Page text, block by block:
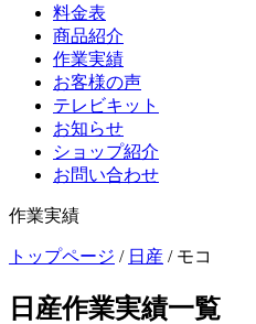
料金表
商品紹介
作業実績
お客様の声
テレビキット
お知らせ
ショップ紹介
お問い合わせ
作業実績
トップページ / 日産 / モコ
日産作業実績一覧